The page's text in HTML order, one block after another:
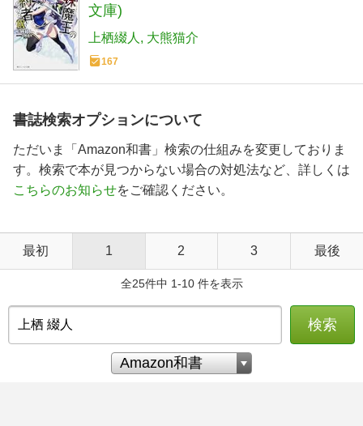
文庫)
上栖綴人 大熊猫介
167
書誌検索オプションについて
ただいま「Amazon和書」検索の仕組みを変更しておりま
す。検索で本が見つからない場合の対処法など、詳しくは
こちらのお知らせをご確認ください。
最初 1 2 3 最後
全25件中 1-10 件を表示
検索